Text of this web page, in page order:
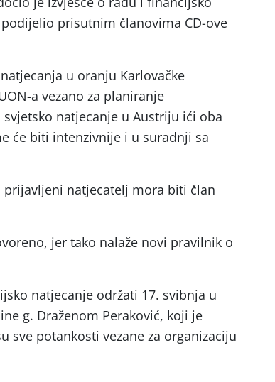
prisutnim članovima CD-ove
u oranju Karlovačke
a vezano za planiranje
natjecanje u Austriju ići oba
će biti intenzivnije i u suradnji sa
prijavljeni natjecatelj mora biti član
jer tako nalaže novi pravilnik o
natjecanje održati 17. svibnja u
g. Draženom Peraković, koji je
sve potankosti vezane za organizaciju